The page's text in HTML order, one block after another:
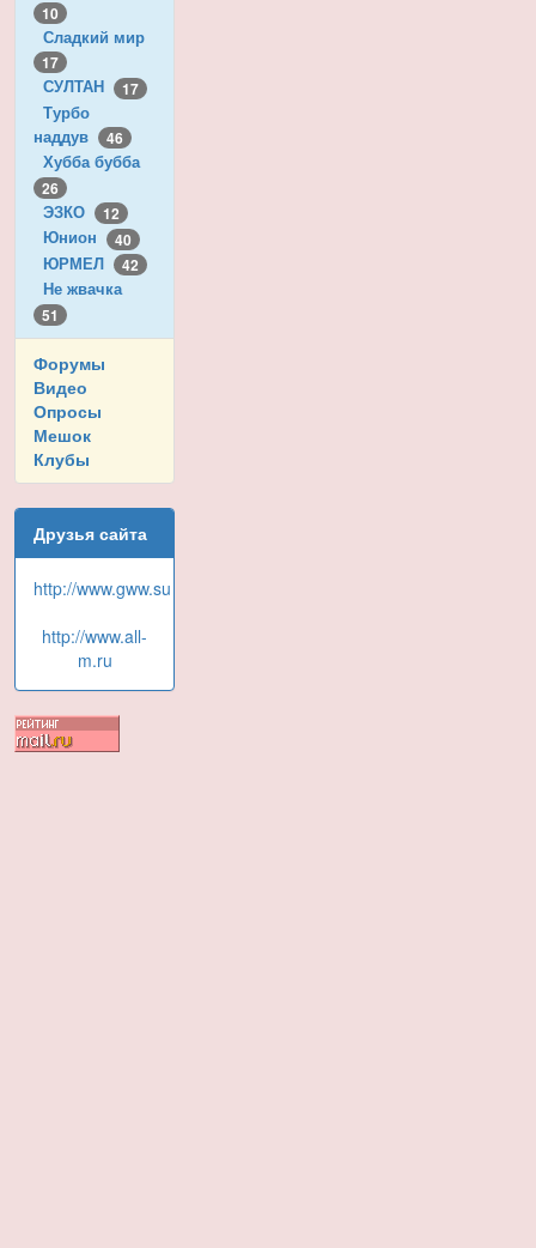
10
Сладкий мир
17
СУЛТАН 17
Турбо
наддув
46
Хубба бубба
26
ЭЗКО 12
Юнион 40
ЮРМЕЛ 42
Не жвачка
51
Форумы
Видео
Опросы
Мешок
Клубы
Друзья сайта
http://www.gww.su
http://www.all-
m.ru